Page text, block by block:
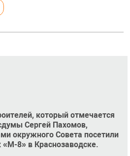
который отмечается
Сергей Пахомов,
окружного Совета посетили
«М-8» в Краснозаводске.